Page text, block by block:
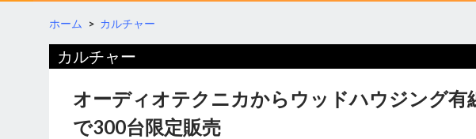
ホーム > カルチャー
カルチャー
オーディオテクニカからウッドハウジング
で300台限定販売